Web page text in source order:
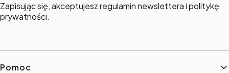
Zapisując się, akceptujesz regulamin newslettera i politykę
prywatności.
Linki w stopce
Pomoc